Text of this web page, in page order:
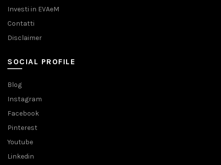
Investi in EVAeM
Contatti
Disclaimer
SOCIAL PROFILE
Blog
Instagram
Facebook
Pinterest
Youtube
Linkedin